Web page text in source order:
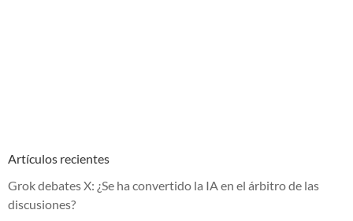
Artículos recientes
Grok debates X: ¿Se ha convertido la IA en el árbitro de las
discusiones?